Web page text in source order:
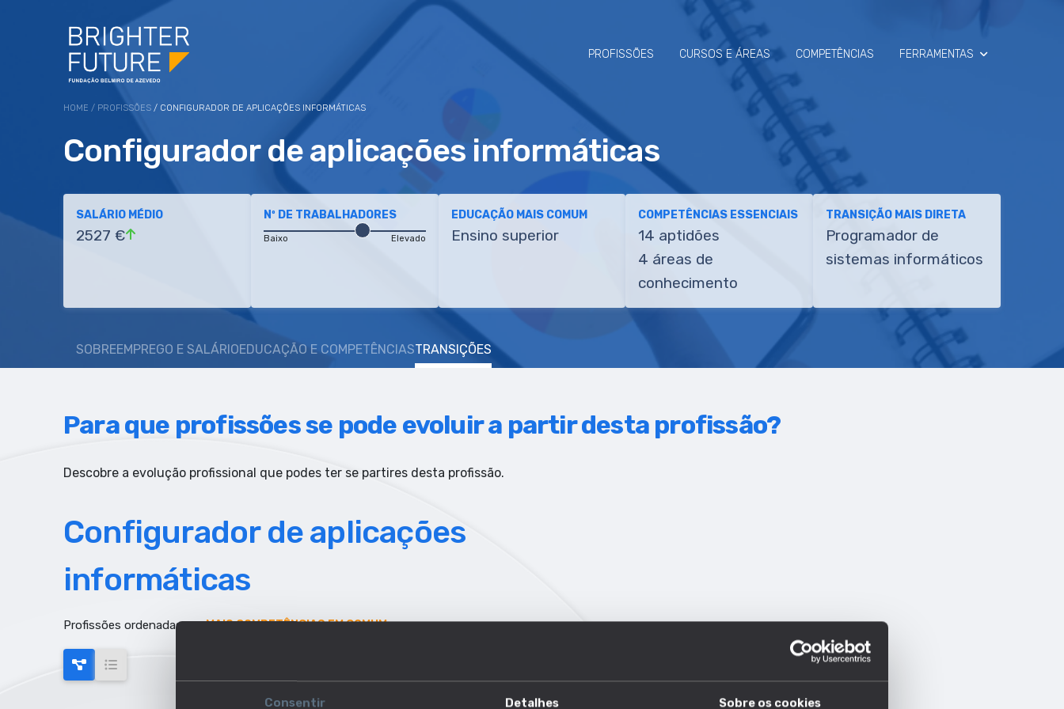
Consentir Detalhes Sobre os cookies
PROFISSÕES CURSOS E ÁREAS COMPETÊNCIAS FERRAMENTAS
HOME / PROFISSÕES / CONFIGURADOR DE APLICAÇÕES INFORMÁTICAS
Configurador de aplicações informáticas
SALÁRIO MÉDIO
2527 €
Nº DE TRABALHADORES
Baixo Elevado
EDUCAÇÃO MAIS COMUM
Ensino superior
COMPETÊNCIAS ESSENCIAIS
14 aptidões
4 áreas de
conhecimento
TRANSIÇÃO MAIS DIRETA
Programador de
sistemas informáticos
SOBREEMPREGO E SALÁRIOEDUCAÇÃO E COMPETÊNCIASTRANSIÇÕES
Para que profissões se pode evoluir a partir desta profissão?
Descobre a evolução profissional que podes ter se partires desta profissão.
Configurador de aplicações
informáticas
Profissões ordenadas por:MAIS COMPETÊNCIAS EM COMUM
AUMENTO DE EMPREGO